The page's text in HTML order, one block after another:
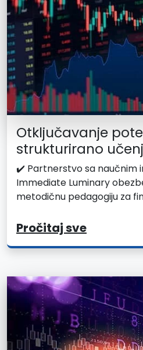
Otključavanje
strukturirano
✔️ Partnerstvo sa naučnim
Immediate Luminary
metodičnu pedagogiju za
Pročitaj sve